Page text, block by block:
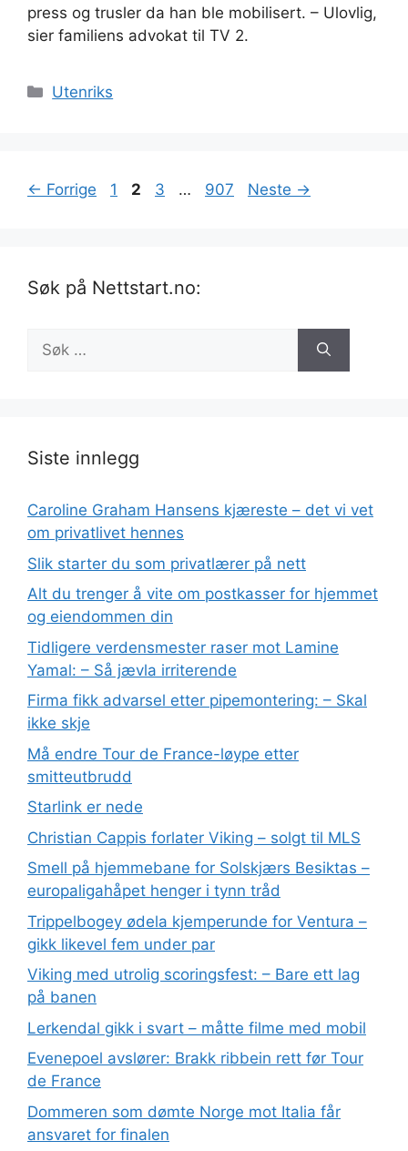
press og trusler da han ble mobilisert. – Ulovlig,
sier familiens advokat til TV 2.
Kategorier
Utenriks
← Forrige Side
1 Side
2 Side
3 … Side
907 Neste →
Søk på Nettstart.no:
Søk
etter:
Siste innlegg
Caroline Graham Hansens kjæreste – det vi vet
om privatlivet hennes
Slik starter du som privatlærer på nett
Alt du trenger å vite om postkasser for hjemmet
og eiendommen din
Tidligere verdensmester raser mot Lamine
Yamal: – Så jævla irriterende
Firma fikk advarsel etter pipemontering: – Skal
ikke skje
Må endre Tour de France-løype etter
smitteutbrudd
Starlink er nede
Christian Cappis forlater Viking – solgt til MLS
Smell på hjemmebane for Solskjærs Besiktas –
europaligahåpet henger i tynn tråd
Trippelbogey ødela kjemperunde for Ventura –
gikk likevel fem under par
Viking med utrolig scoringsfest: – Bare ett lag
på banen
Lerkendal gikk i svart – måtte filme med mobil
Evenepoel avslører: Brakk ribbein rett før Tour
de France
Dommeren som dømte Norge mot Italia får
ansvaret for finalen